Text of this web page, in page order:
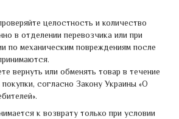
целостность и количество
в отделении перевозчика или при
по механическим повреждениям после
вернуть или обменять товар в течение
согласно Закону Украины «О
к возврату только при условии